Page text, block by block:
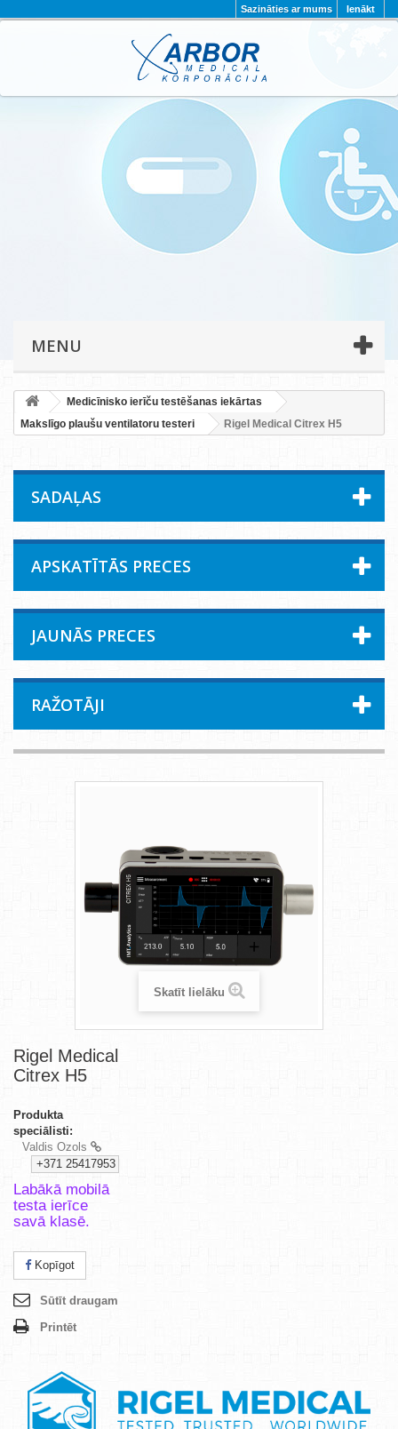
Ienākt
Sazināties ar mums
PAR MUMS PROJEKTI
KONTAKTI
PRIVĀTUMA POLITIKA
MENU
Medicīnisko ierīču testēšanas iekārtas
Makslīgo plaušu ventilatoru testeri
Rigel Medical Citrex H5
SADAĻAS
APSKATĪTĀS PRECES
JAUNĀS PRECES
RAŽOTĀJI
Skatīt lielāku
Rigel Medical
Citrex H5
Produkta
speciālisti:
Valdis Ozols
+371 25417953
Labākā mobilā
testa ierīce
savā klasē.
Kopīgot
Sūtīt draugam
Printēt